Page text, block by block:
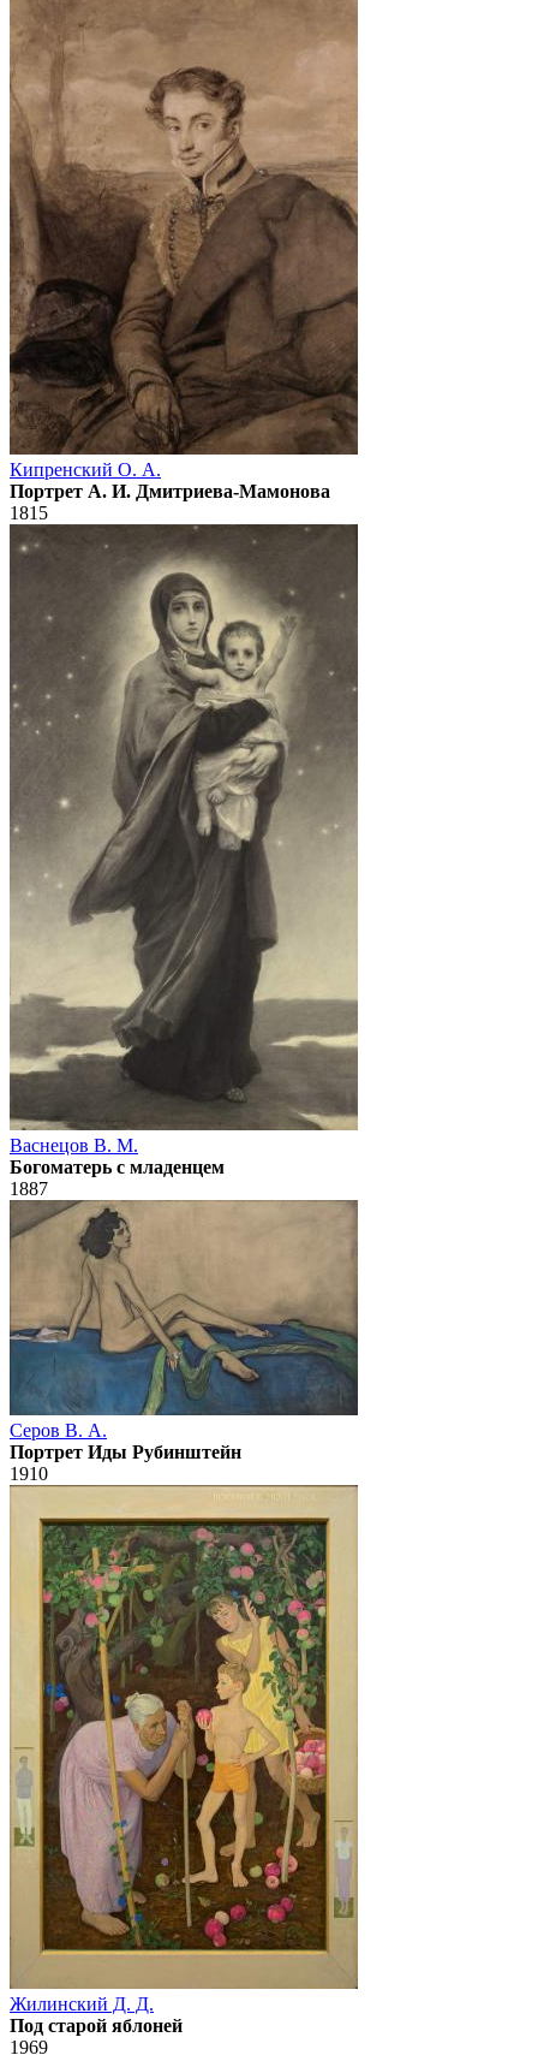
Кипренский О. А.
Портрет А. И. Дмитриева-Мамонова
1815
Васнецов В. М.
Богоматерь с младенцем
1887
Серов В. А.
Портрет Иды Рубинштейн
1910
Жилинский Д. Д.
Под старой яблоней
1969